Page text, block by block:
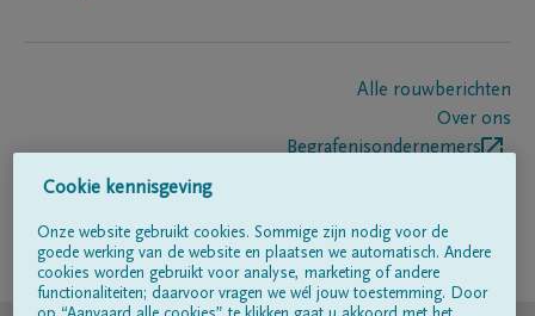
Alle rouwberichten
Over ons
Begrafenisondernemers
Volg ons op
Cookie kennisgeving
Onze website gebruikt cookies. Sommige zijn nodig voor de
goede werking van de website en plaatsen we automatisch. Andere
cookies worden gebruikt voor analyse, marketing of andere
functionaliteiten; daarvoor vragen we wél jouw toestemming. Door